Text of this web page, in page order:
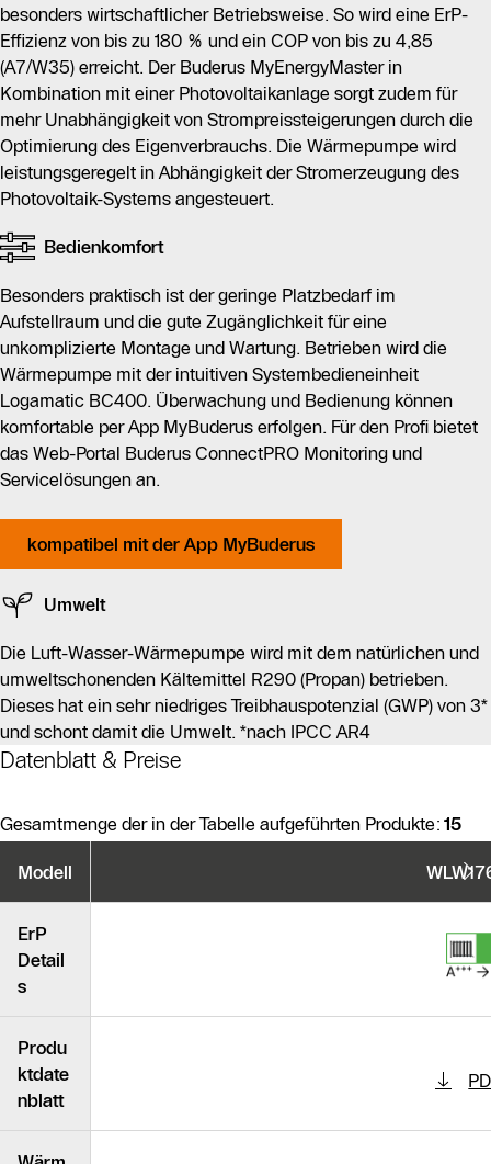
besonders wirtschaftlicher Betriebsweise. So wird eine ErP-
Effizienz von bis zu 180 % und ein COP von bis zu 4,85
(A7/W35) erreicht. Der Buderus MyEnergyMaster in
Kombination mit einer Photovoltaikanlage sorgt zudem für
mehr Unabhängigkeit von Strompreissteigerungen durch die
Optimierung des Eigenverbrauchs. Die Wärmepumpe wird
leistungsgeregelt in Abhängigkeit der Stromerzeugung des
Photovoltaik-Systems angesteuert.
Bedienkomfort
Besonders praktisch ist der geringe Platzbedarf im
Aufstellraum und die gute Zugänglichkeit für eine
unkomplizierte Montage und Wartung. Betrieben wird die
Wärmepumpe mit der intuitiven Systembedieneinheit
Logamatic BC400. Überwachung und Bedienung können
komfortable per App MyBuderus erfolgen. Für den Profi bietet
das Web-Portal Buderus ConnectPRO Monitoring und
Servicelösungen an.
kompatibel mit der App MyBuderus
Umwelt
Die Luft-Wasser-Wärmepumpe wird mit dem natürlichen und
umweltschonenden Kältemittel R290 (Propan) betrieben.
Dieses hat ein sehr niedriges Treibhauspotenzial (GWP) von 3*
und schont damit die Umwelt. *nach IPCC AR4
Datenblatt & Preise
Gesamtmenge der in der Tabelle aufgeführten Produkte: 15
Modell
ErP
Detail
s
Produ
ktdate
nblatt